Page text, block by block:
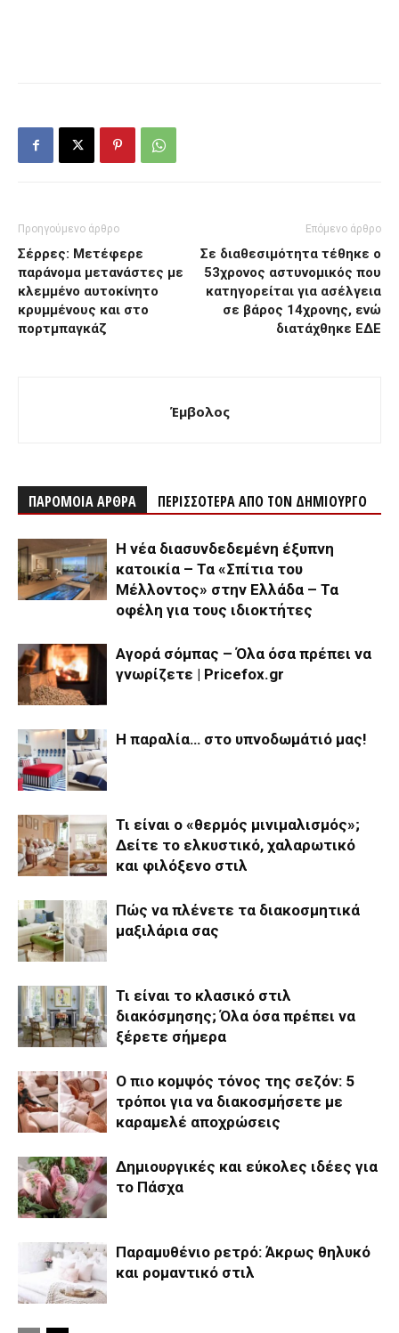
Προηγούμενο άρθρο
Σέρρες: Μετέφερε
παράνομα μετανάστες με
κλεμμένο αυτοκίνητο
κρυμμένους και στο
πορτμπαγκάζ
Επόμενο άρθρο
Σε διαθεσιμότητα τέθηκε ο
53χρονος αστυνομικός που
κατηγορείται για ασέλγεια
σε βάρος 14χρονης, ενώ
διατάχθηκε ΕΔΕ
Έμβολος
ΠΑΡΟΜΟΙΑ ΑΡΘΡΑ ΠΕΡΙΣΣΟΤΕΡΑ ΑΠΟ ΤΟΝ ΔΗΜΙΟΥΡΓΟ
Η νέα διασυνδεδεμένη έξυπνη
κατοικία – Τα «Σπίτια του
Μέλλοντος» στην Ελλάδα – Τα
οφέλη για τους ιδιοκτήτες
Αγορά σόμπας – Όλα όσα πρέπει να
γνωρίζετε | Pricefox.gr
Η παραλία… στο υπνοδωμάτιό μας!
Τι είναι ο «θερμός μινιμαλισμός»;
Δείτε το ελκυστικό, χαλαρωτικό
και φιλόξενο στιλ
Πώς να πλένετε τα διακοσμητικά
μαξιλάρια σας
Τι είναι το κλασικό στιλ
διακόσμησης; Όλα όσα πρέπει να
ξέρετε σήμερα
Ο πιο κομψός τόνος της σεζόν: 5
τρόποι για να διακοσμήσετε με
καραμελέ αποχρώσεις
Δημιουργικές και εύκολες ιδέες για
το Πάσχα
Παραμυθένιο ρετρό: Άκρως θηλυκό
και ρομαντικό στιλ